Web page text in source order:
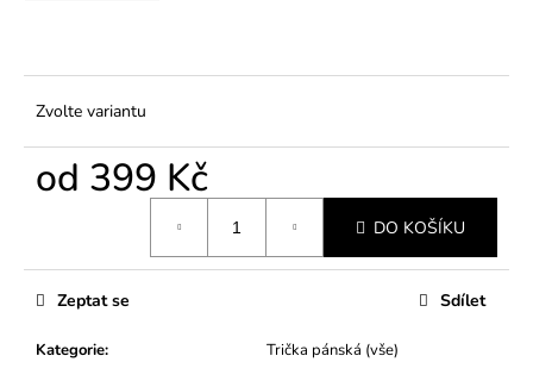
Zvolte variantu
od 399 Kč
DO KOŠÍKU
Kategorie: Trička pánská (vše)
Zeptat se Sdílet